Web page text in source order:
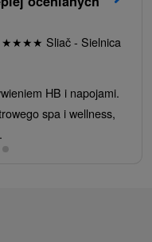
★★★★ Sliač - Sielnica
HB i napojami.
spa i wellness,